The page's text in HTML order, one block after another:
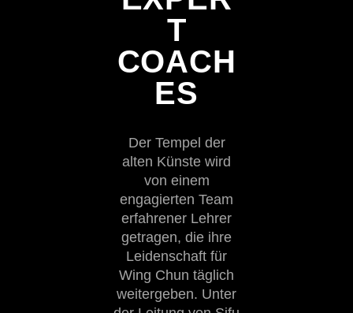
T
COACH
ES
Der Tempel der
alten Künste wird
von einem
engagierten Team
erfahrener Lehrer
getragen, die ihre
Leidenschaft für
Wing Chun täglich
weitergeben. Unter